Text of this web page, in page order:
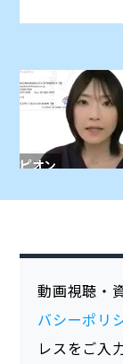
動画視聴・
バシーポリ
レスをご入